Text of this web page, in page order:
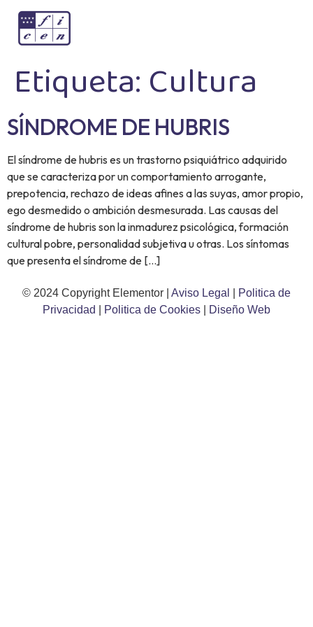
Etiqueta:Cultura
SÍNDROME DE HUBRIS
El síndrome de hubris es un trastorno psiquiátrico adquirido
que se caracteriza por un comportamiento arrogante,
prepotencia, rechazo de ideas afines a las suyas, amor propio,
ego desmedido o ambición desmesurada. Las causas del
síndrome de hubris son la inmadurez psicológica, formación
cultural pobre, personalidad subjetiva u otras. Los síntomas
que presenta el síndrome de […]
© 2024 Copyright Elementor | Aviso Legal
Politica de
Privacidad
Politica de Cookies Diseño Web